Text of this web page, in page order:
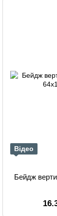
Відео
Бейдж